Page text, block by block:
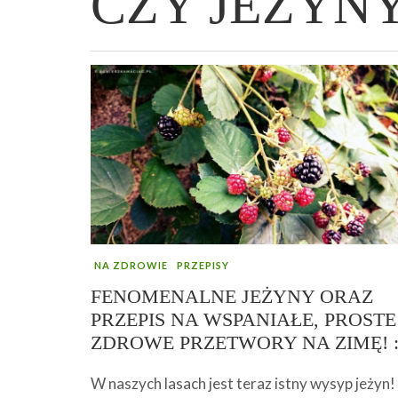
WIELKANOCNA BABKA DROŻDŻOWA –
„TRZYGODZINNA”
„PRZEMIANA” PODRÓŻ DO SIŁY I
WOLNOŚCI :)
GENIALNY ZAKWAS Z BURAKÓW
ROBOTY – WZMACNIA KREW I
AFIRMACJE – TWORZENIE DOBREGO
ŻYCIA!
NA ZDROWIE PRZEPISY
FENOMENALNE JEŻYNY ORAZ
PRZEPIS NA WSPANIAŁE,
ZDROWE PRZETWORY NA ZIMĘ!
W naszych lasach jest teraz istny wysyp jeżyn!